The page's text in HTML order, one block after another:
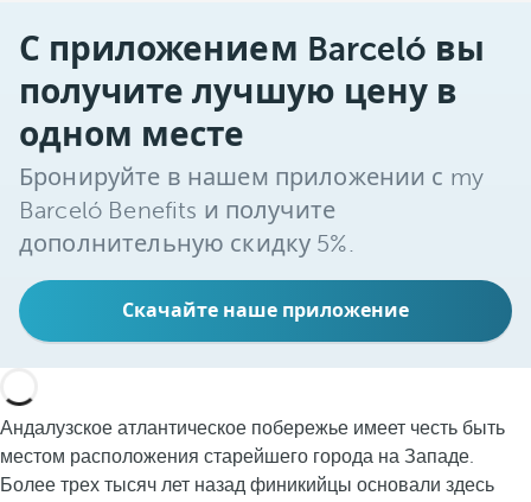
С приложением Barceló вы
получите лучшую цену в
одном месте
Бронируйте в нашем приложении с my
Barceló Benefits и получите
дополнительную скидку 5%.
Скачайте наше приложение
Андалузское атлантическое побережье имеет честь быть
местом расположения старейшего города на Западе.
Более трех тысяч лет назад финикийцы основали здесь